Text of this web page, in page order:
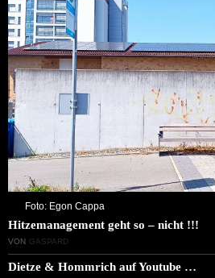
Foto: Egon Cappa
Hitzemanagement geht so – nicht !!!
VON GASPARD
Dietze & Hommrich auf Youtube …